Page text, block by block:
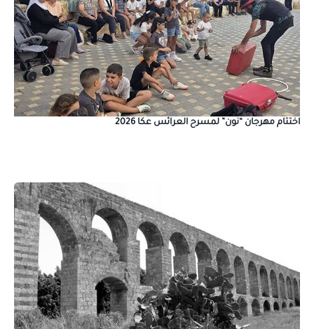
اختتام مهرجان “نون” لمسرح العرائس عكا 2026